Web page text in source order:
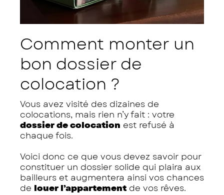
Comment monter un
bon dossier de
colocation ?
Vous avez visité des dizaines de
colocations, mais rien n’y fait : votre
dossier de colocation est refusé à
chaque fois.
Voici donc ce que vous devez savoir pour
constituer un dossier solide qui plaira aux
bailleurs et augmentera ainsi vos chances
de louer l’appartement de vos rêves.